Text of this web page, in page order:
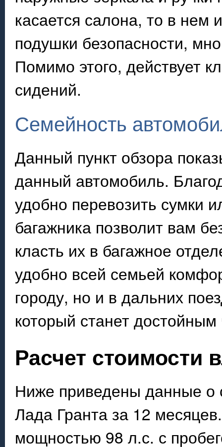
касается салона, то в нем
подушки безопасности,
Помимо этого, действует
сидений.
Семейность
Данный пункт обзора
данный автомобиль.
удобно перевозить сумки
багажника позволит вам
класть их в багажное
удобно всей семьей
городу, но и в дальних
который станет
Расчет стоимости
Ниже приведены данные о
Лада Гранта за 12
мощностью 98 л.с. с